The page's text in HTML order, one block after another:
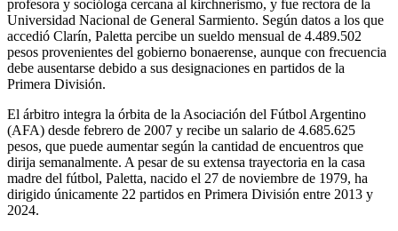
profesora y socióloga cercana al kirchnerismo, y fue rectora de la
Universidad Nacional de General Sarmiento. Según datos a los que
accedió Clarín, Paletta percibe un sueldo mensual de 4.489.502
pesos provenientes del gobierno bonaerense, aunque con frecuencia
debe ausentarse debido a sus designaciones en partidos de la
Primera División.
El árbitro integra la órbita de la Asociación del Fútbol Argentino
(AFA) desde febrero de 2007 y recibe un salario de 4.685.625
pesos, que puede aumentar según la cantidad de encuentros que
dirija semanalmente. A pesar de su extensa trayectoria en la casa
madre del fútbol, Paletta, nacido el 27 de noviembre de 1979, ha
dirigido únicamente 22 partidos en Primera División entre 2013 y
2024.